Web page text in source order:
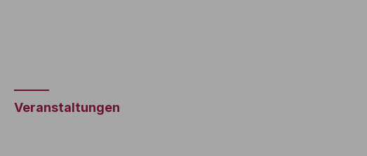
Veranstaltungen